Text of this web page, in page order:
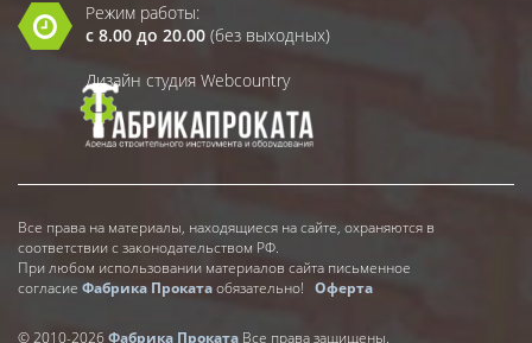
Режим работы:
с 8.00 до 20.00 (без выходных)
Дизайн студия Webcountry
Все права на материалы, находящиеся на сайте, охраняются в
соответствии с законодательством РФ.
При любом использовании материалов сайта письменное
согласие Фабрика Прокатаобязательно! Оферта
© 2010-2026Фабрика Проката Все права защищены.